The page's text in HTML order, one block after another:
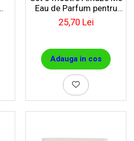
Eau de Parfum pentru
femei
25,70 Lei
Adauga in cos